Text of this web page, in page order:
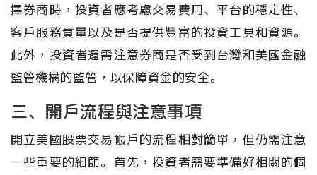
擇券商時，投資者應考慮交易費用、平台的穩定性、
客戶服務質量以及是否提供豐富的投資工具和資源。
此外，投資者還需注意券商是否受到台灣和美國金融
監管機構的監管，以保障資金的安全。
三、開戶流程與注意事項
開立美國股票交易帳戶的流程相對簡單，但仍需注意
一些重要的細節。首先，投資者需要準備好相關的個